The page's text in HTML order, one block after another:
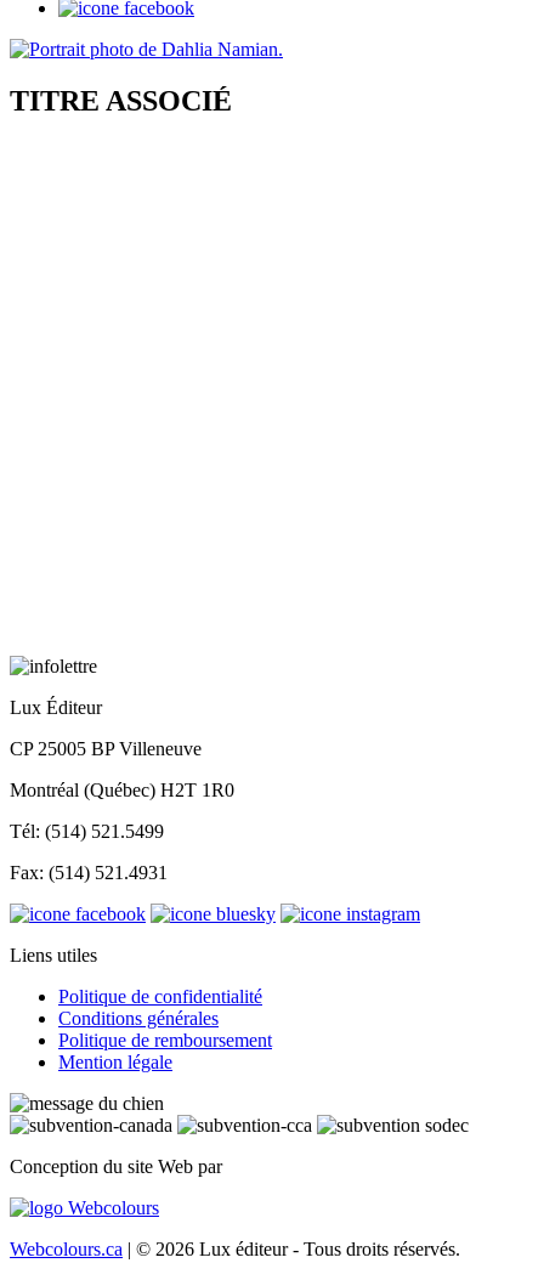
TITRE ASSOCIÉ
Lux Éditeur
CP 25005 BP Villeneuve
Montréal (Québec) H2T 1R0
Tél: (514) 521.5499
Fax: (514) 521.4931
Liens utiles
Politique de confidentialité
Conditions générales
Politique de remboursement
Mention légale
Conception du site Web par
Webcolours.ca | © 2026 Lux éditeur - Tous droits réservés.